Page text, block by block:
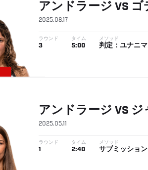
アンドラージ VS ゴ
2025.08.17
ラウンド
3
タイム
5:00
メソッド
判定：ユナニ
アンドラージ VS ジ
2025.05.11
ラウンド
1
タイム
2:40
メソッド
サブミッション